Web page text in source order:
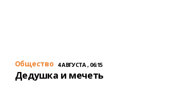
Общество 4 АВГУСТА , 06:15
Дедушка и мечеть